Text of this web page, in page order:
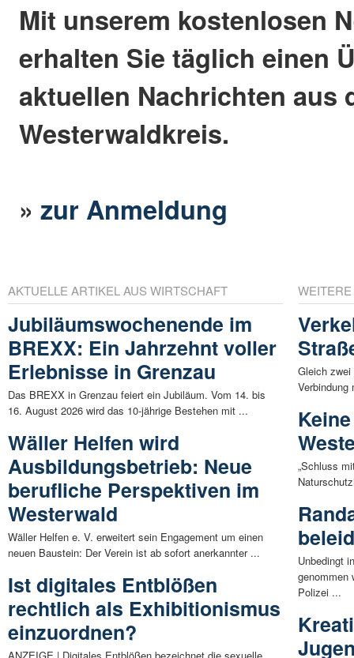
Mit unserem kostenlosen
erhalten Sie täglich einen
aktuellen Nachrichten aus
Westerwaldkreis.
»zur Anmeldung
AKTUELLE ARTIKEL AUS WIRTSCHAFT
Jubiläumswochenende im
BREXX: Ein Jahrzehnt voller
Erlebnisse in Grenzau
Das BREXX in Grenzau feiert ein Jubiläum. Vom 14. bis
16. August 2026 wird das 10-jährige Bestehen mit ...
Wäller Helfen wird
Ausbildungsbetrieb: Neue
berufliche Perspektiven im
Westerwald
Wäller Helfen e. V. erweitert sein Engagement um einen
neuen Baustein: Der Verein ist ab sofort anerkannter ...
Ist digitales Entblößen
rechtlich als Exhibitionismus
einzuordnen?
Gleich
„Schluss
Unbedingt
genommen
Polizei ...